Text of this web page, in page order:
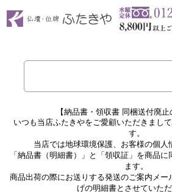
【納品書・領収書 同梱送付廃止
いつも当店ふたきやをご愛顧いただきまし
す。
当店では地球環境保護、お客様の個人
「納品書（明細書）」と「領収証」を商品
ます。
商品出荷の際にお送りする発送のご案内メー
げの明細書とさせていた